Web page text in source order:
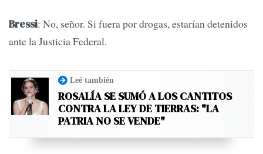
Bressi: No, señor. Si fuera por drogas, estarían detenidos
ante la Justicia Federal.
Leé también
ROSALÍA SE SUMÓ A LOS CANTITOS
CONTRA LA LEY DE TIERRAS: "LA
PATRIA NO SE VENDE"